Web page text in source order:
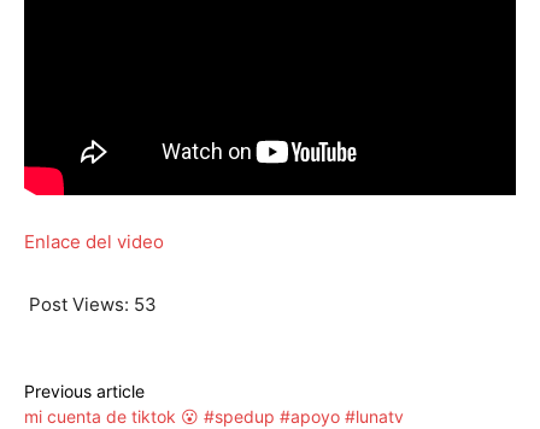
Enlace del video
Post Views: 53
Previous article
mi cuenta de tiktok 😮 #spedup #apoyo #lunatv